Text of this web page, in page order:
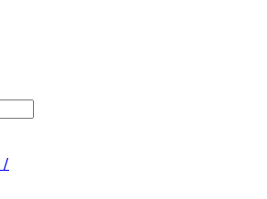
/